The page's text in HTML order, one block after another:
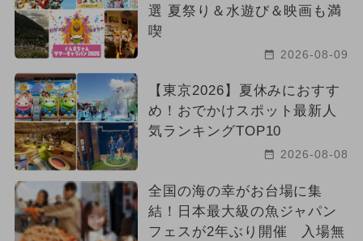
選 夏祭り＆水遊び＆映画も満
喫
2026-08-09
【東京2026】夏休みにおすす
め！おでかけスポット最新人
気ランキングTOP10
2026-08-08
全国の海の幸がお台場に集
結！日本最大級の魚ジャパン
フェスが2年ぶり開催 入場無